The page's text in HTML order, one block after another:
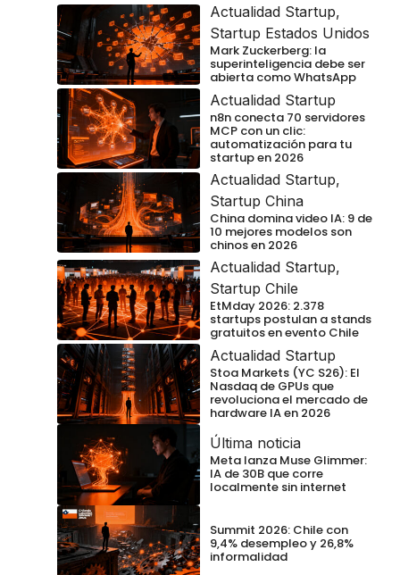
Actualidad Startup,
Startup Estados Unidos
Mark Zuckerberg: la
superinteligencia debe ser
abierta como WhatsApp
Actualidad Startup
n8n conecta 70 servidores
MCP con un clic:
automatización para tu
startup en 2026
Actualidad Startup,
Startup China
China domina video IA: 9 de
10 mejores modelos son
chinos en 2026
Actualidad Startup,
Startup Chile
EtMday 2026: 2.378
startups postulan a stands
gratuitos en evento Chile
Actualidad Startup
Stoa Markets (YC S26): El
Nasdaq de GPUs que
revoluciona el mercado de
hardware IA en 2026
Última noticia
Meta lanza Muse Glimmer:
IA de 30B que corre
localmente sin internet
Summit 2026: Chile con
9,4% desempleo y 26,8%
informalidad